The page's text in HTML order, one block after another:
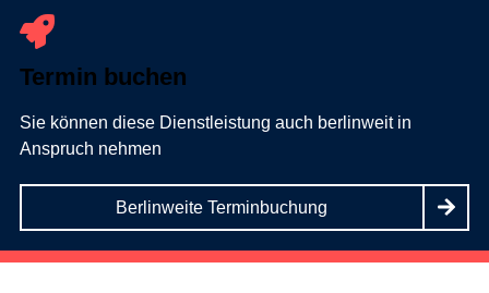
Termin buchen
Sie können diese Dienstleistung auch berlinweit in
Anspruch nehmen
Berlinweite Terminbuchung